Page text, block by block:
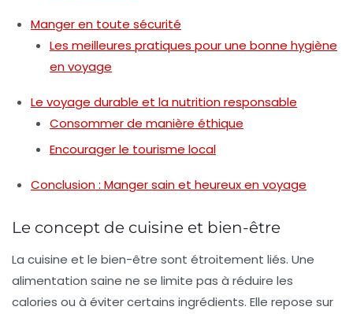
Manger en toute sécurité
Les meilleures pratiques pour une bonne hygiène
en voyage
Le voyage durable et la nutrition responsable
Consommer de manière éthique
Encourager le tourisme local
Conclusion : Manger sain et heureux en voyage
Le concept de cuisine et bien-être
La cuisine et le bien-être sont étroitement liés. Une
alimentation saine ne se limite pas à réduire les
calories ou à éviter certains ingrédients. Elle repose sur